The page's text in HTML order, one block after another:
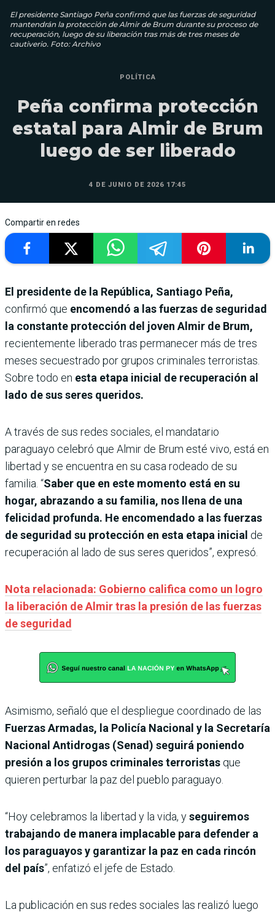
El presidente Santiago Peña confirmó que las fuerzas de seguridad
mantendrán la protección de Almir de Brum durante su proceso de
recuperación, luego de su liberación tras más de tres meses de
cautiverio. Foto: Archivo
POLÍTICA
Peña confirma protección
estatal para Almir de Brum
luego de ser liberado
4 DE JUNIO DE 2026 17:45
Compartir en redes
El presidente de la República, Santiago Peña,
confirmó que encomendó a las fuerzas de seguridad
la constante protección del joven Almir de Brum,
recientemente liberado tras permanecer más de tres
meses secuestrado por grupos criminales terroristas.
Sobre todo en esta etapa inicial de recuperación al
lado de sus seres queridos.
A través de sus redes sociales, el mandatario
paraguayo celebró que Almir de Brum esté vivo, está en
libertad y se encuentra en su casa rodeado de su
familia. “Saber que en este momento está en su
hogar, abrazando a su familia, nos llena de una
felicidad profunda. He encomendado a las fuerzas
de seguridad su protección en esta etapa inicial de
recuperación al lado de sus seres queridos”, expresó.
Nota relacionada: Gobierno califica como un logro
la liberación de Almir tras la presión de las fuerzas
de seguridad
Asimismo, señaló que el despliegue coordinado de las
Fuerzas Armadas, la Policía Nacional y la Secretaría
Nacional Antidrogas (Senad) seguirá poniendo
presión a los grupos criminales terroristas que
quieren perturbar la paz del pueblo paraguayo.
“Hoy celebramos la libertad y la vida, yseguiremos
trabajando de manera implacable para defender a
los paraguayos y garantizar la paz en cada rincón
del país”, enfatizó el jefe de Estado.
La publicación en sus redes sociales las realizó luego